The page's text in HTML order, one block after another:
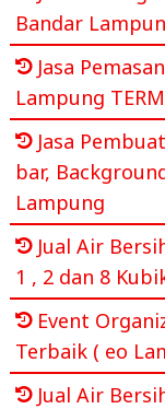
Bandar
Jasa
Lampung
Jasa
bar,
Lampung
Jual Air
1 , 2 dan 8
Event
Terbaik ( eo
Jual Air